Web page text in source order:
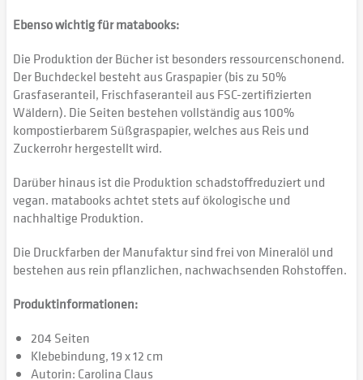
Ebenso wichtig für matabooks:
Die Produktion der Bücher ist besonders ressourcenschonend.
Der Buchdeckel besteht aus Graspapier (bis zu 50%
Grasfaseranteil, Frischfaseranteil aus FSC-zertifizierten
Wäldern). Die Seiten bestehen vollständig aus 100%
kompostierbarem Süßgraspapier, welches aus Reis und
Zuckerrohr hergestellt wird.
Darüber hinaus ist die Produktion schadstoffreduziert und
vegan. matabooks achtet stets auf ökologische und
nachhaltige Produktion.
Die Druckfarben der Manufaktur sind frei von Mineralöl und
bestehen aus rein pflanzlichen, nachwachsenden Rohstoffen.
Produktinformationen:
204 Seiten
Klebebindung, 19 x 12 cm
Autorin: Carolina Claus